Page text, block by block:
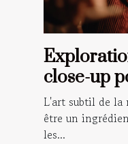
close-up
vos
L'art subtil de la
être un
les...